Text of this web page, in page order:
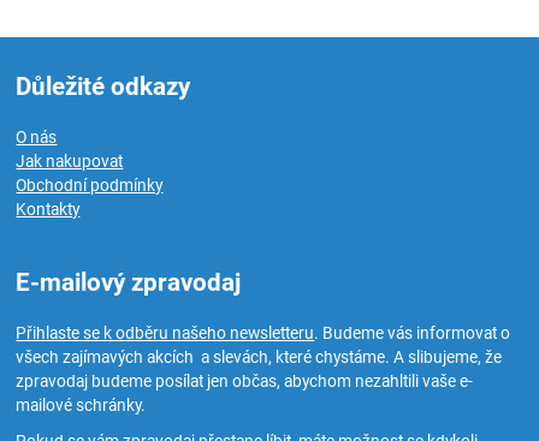
Důležité odkazy
O nás
Jak nakupovat
Obchodní podmínky
Kontakty
E-mailový zpravodaj
Přihlaste se k odběru našeho newsletteru. Budeme vás informovat o
všech zajímavých akcích a slevách, které chystáme. A slibujeme, že
zpravodaj budeme posílat jen občas, abychom nezahltili vaše e-
mailové schránky.